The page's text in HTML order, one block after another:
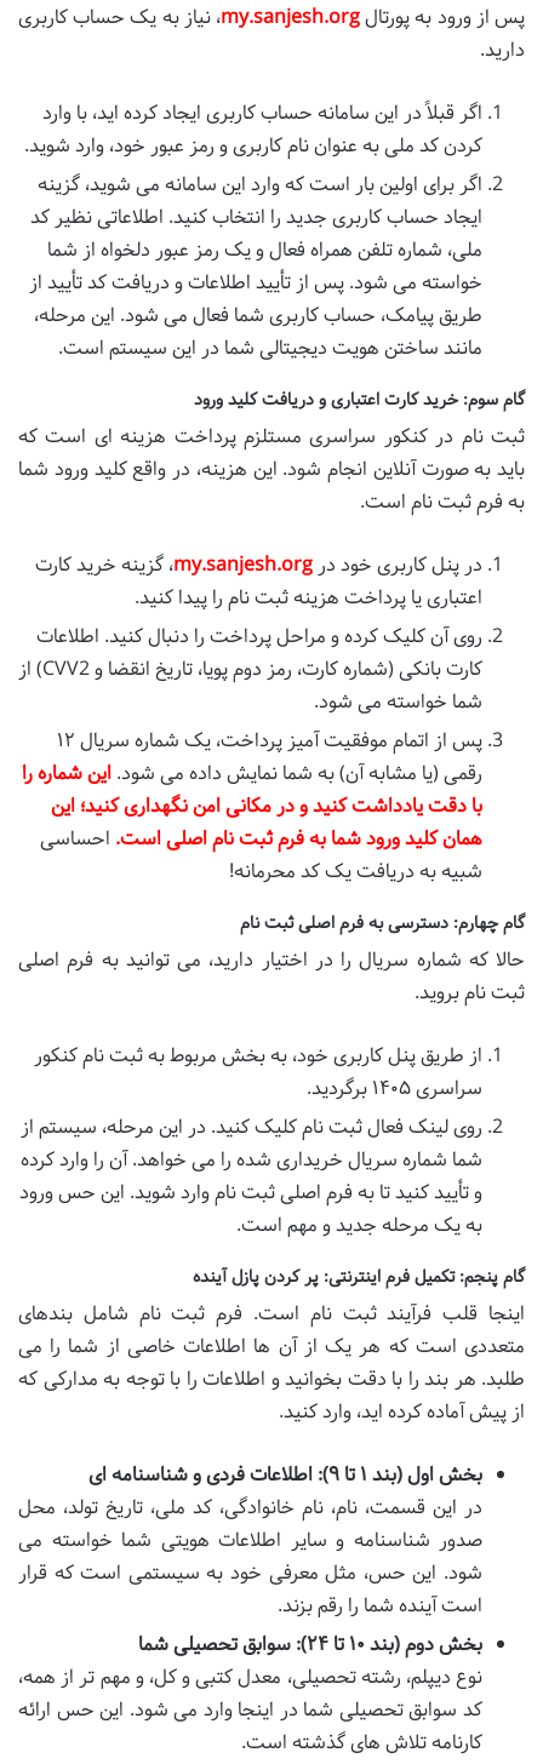
پس از ورود به پورتالmy.sanjesh.org، نیاز به یک حساب کاربری
دارید.
اگر قبلاً در این سامانه حساب کاربری ایجاد کرده اید، با وارد
کردن کد ملی به عنوان نام کاربری و رمز عبور خود، وارد شوید.
اگر برای اولین بار است که وارد این سامانه می شوید، گزینه
ایجاد حساب کاربری جدید را انتخاب کنید. اطلاعاتی نظیر کد
ملی، شماره تلفن همراه فعال و یک رمز عبور دلخواه از شما
خواسته می شود. پس از تأیید اطلاعات و دریافت کد تأیید از
طریق پیامک، حساب کاربری شما فعال می شود. این مرحله،
مانند ساختن هویت دیجیتالی شما در این سیستم است.
گام سوم: خرید کارت اعتباری و دریافت کلید ورود
ثبت نام در کنکور سراسری مستلزم پرداخت هزینه ای است که
باید به صورت آنلاین انجام شود. این هزینه، در واقع کلید ورود شما
به فرم ثبت نام است.
در پنل کاربری خود در my.sanjesh.org، گزینه خرید کارت
اعتباری یا پرداخت هزینه ثبت نام را پیدا کنید.
روی آن کلیک کرده و مراحل پرداخت را دنبال کنید. اطلاعات
کارت بانکی (شماره کارت، رمز دوم پویا، تاریخ انقضا و CVV2) از
شما خواسته می شود.
پس از اتمام موفقیت آمیز پرداخت، یک شماره سریال ۱۲
رقمی (یا مشابه آن) به شما نمایش داده می شود. این شماره را
با دقت یادداشت کنید و در مکانی امن نگهداری کنید؛ این
همان کلید ورود شما به فرم ثبت نام اصلی است. احساسی
شبیه به دریافت یک کد محرمانه!
گام چهارم: دسترسی به فرم اصلی ثبت نام
حالا که شماره سریال را در اختیار دارید، می توانید به فرم اصلی
ثبت نام بروید.
از طریق پنل کاربری خود، به بخش مربوط به ثبت نام کنکور
سراسری ۱۴۰۵ برگردید.
روی لینک فعال ثبت نام کلیک کنید. در این مرحله، سیستم از
شما شماره سریال خریداری شده را می خواهد. آن را وارد کرده
و تأیید کنید تا به فرم اصلی ثبت نام وارد شوید. این حس ورود
به یک مرحله جدید و مهم است.
گام پنجم: تکمیل فرم اینترنتی: پر کردن پازل آینده
اینجا قلب فرآیند ثبت نام است. فرم ثبت نام شامل بندهای
متعددی است که هر یک از آن ها اطلاعات خاصی از شما را می
طلبد. هر بند را با دقت بخوانید و اطلاعات را با توجه به مدارکی که
از پیش آماده کرده اید، وارد کنید.
بخش اول (بند ۱ تا ۹): اطلاعات فردی و شناسنامه ای
در این قسمت، نام، نام خانوادگی، کد ملی، تاریخ تولد، محل
صدور شناسنامه و سایر اطلاعات هویتی شما خواسته می
شود. این حس، مثل معرفی خود به سیستمی است که قرار
است آینده شما را رقم بزند.
بخش دوم (بند ۱۰ تا ۲۴): سوابق تحصیلی شما
نوع دیپلم، رشته تحصیلی، معدل کتبی و کل، و مهم تر از همه،
کد سوابق تحصیلی شما در اینجا وارد می شود. این حس ارائه
کارنامه تلاش های گذشته است.